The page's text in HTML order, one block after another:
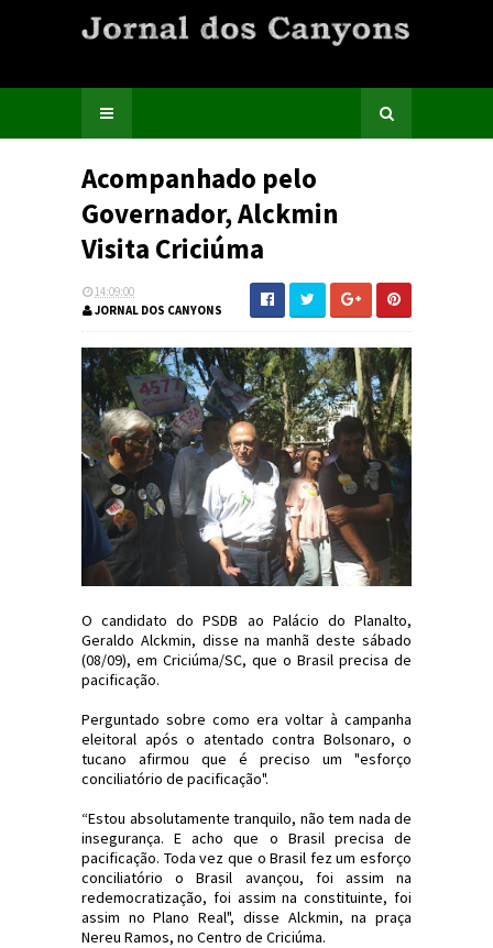
Acompanhado pelo
Governador, Alckmin
Visita Criciúma
14:09:00
JORNAL DOS CANYONS
O candidato do PSDB ao Palácio do Planalto,
Geraldo Alckmin, disse na manhã deste sábado
(08/09), em Criciúma/SC, que o Brasil precisa de
pacificação.
Perguntado sobre como era voltar à campanha
eleitoral após o atentado contra Bolsonaro, o
tucano afirmou que é preciso um "esforço
conciliatório de pacificação".
“Estou absolutamente tranquilo, não tem nada de
insegurança. E acho que o Brasil precisa de
pacificação. Toda vez que o Brasil fez um esforço
conciliatório o Brasil avançou, foi assim na
redemocratização, foi assim na constituinte, foi
assim no Plano Real", disse Alckmin, na praça
Nereu Ramos, no Centro de Criciúma.